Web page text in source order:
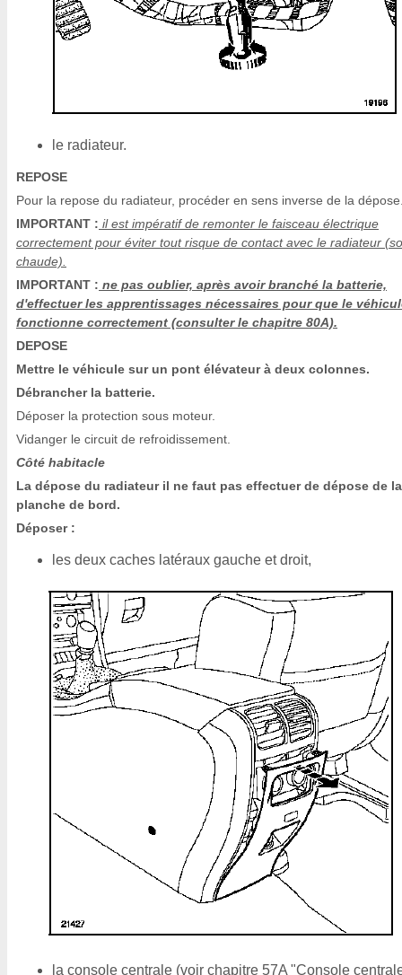
le radiateur.
REPOSE
Pour la repose du radiateur, procéder en sens inverse de la
IMPORTANT : il est impératif de remonter le faisceau électrique
correctement pour éviter tout risque de contact avec le radiateur
chaude).
IMPORTANT : ne pas oublier, après avoir branché la batterie,
d'effectuer les apprentissages nécessaires pour que le
fonctionne correctement (consulter le chapitre 80A).
DEPOSE
Mettre le véhicule sur un pont élévateur à deux colonnes.
Débrancher la batterie.
Déposer la protection sous moteur.
Vidanger le circuit de refroidissement.
Côté habitacle
La dépose du radiateur il ne faut pas effectuer de dépose de la
planche de bord.
Déposer :
les deux caches latéraux gauche et droit,
la console centrale (voir chapitre 57A "Console